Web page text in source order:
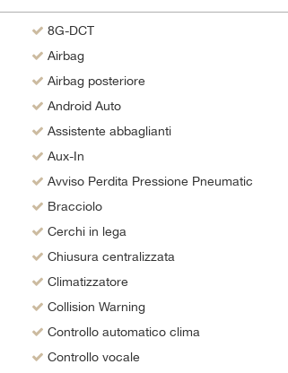
8G-DCT
Airbag
Airbag posteriore
Android Auto
Assistente abbaglianti
Aux-In
Avviso Perdita Pressione Pneumatic
Bracciolo
Cerchi in lega
Chiusura centralizzata
Climatizzatore
Collision Warning
Controllo automatico clima
Controllo vocale